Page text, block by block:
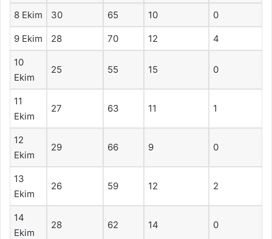
8 Ekim 30 65 10 0
9 Ekim 28 70 12 4
10
Ekim
25 55 15 0
11
Ekim
27 63 11 1
12
Ekim
29 66 9 0
13
Ekim
26 59 12 2
14
Ekim
28 62 14 0